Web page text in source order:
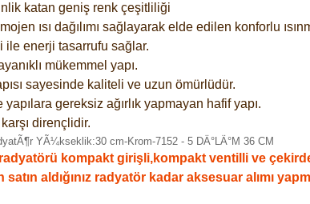
katan geniş renk çeşitliliği
ısı dağılımı sağlayarak elde edilen konforlu
enerji tasarrufu sağlar.
mükemmel yapı.
sayesinde kaliteli ve uzun ömürlüdür.
gereksiz ağırlık yapmayan hafif yapı.
dirençlidir.
kompakt girişli,kompakt ventilli ve
aldığınız radyatör kadar aksesuar alımı